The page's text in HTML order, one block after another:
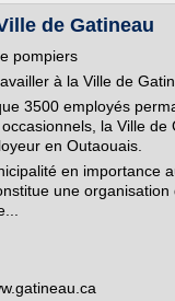
de Gatineau
pompiers
à la Ville de
3500 employés
la Ville de
en Outaouais.
en importance
une organisation